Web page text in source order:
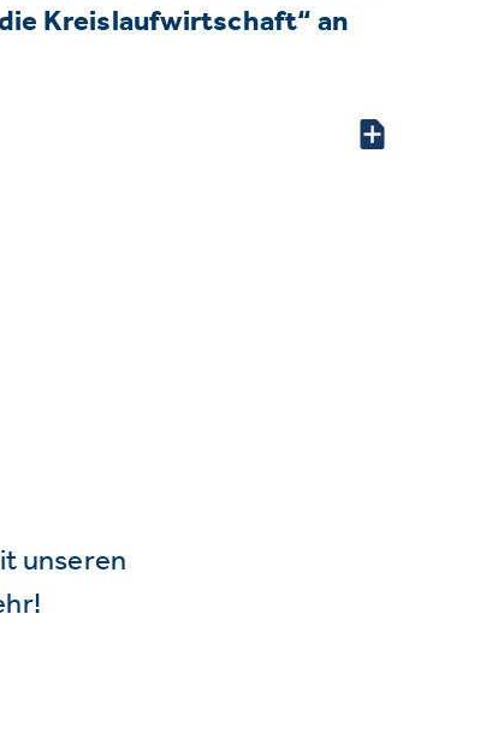
Kreislaufwirtschaft“ an
unseren